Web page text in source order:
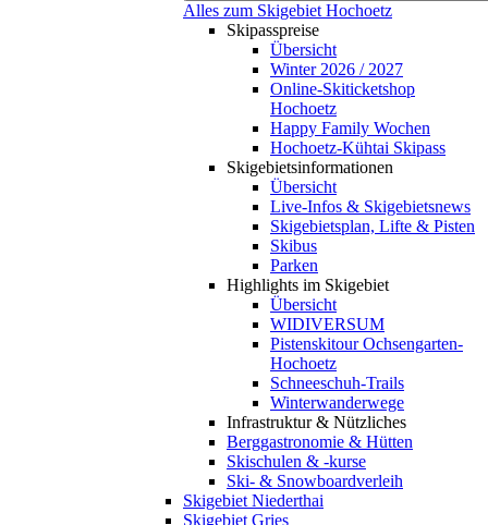
Alles zum Skigebiet Hochoetz
Skipasspreise
Übersicht
Winter 2026 / 2027
Online-Skiticketshop
Hochoetz
Happy Family Wochen
Hochoetz-Kühtai Skipass
Skigebietsinformationen
Übersicht
Live-Infos & Skigebietsnews
Skigebietsplan, Lifte & Pisten
Skibus
Parken
Highlights im Skigebiet
Übersicht
WIDIVERSUM
Pistenskitour Ochsengarten-
Hochoetz
Schneeschuh-Trails
Winterwanderwege
Infrastruktur & Nützliches
Berggastronomie & Hütten
Skischulen & -kurse
Ski- & Snowboardverleih
Skigebiet Niederthai
Skigebiet Gries